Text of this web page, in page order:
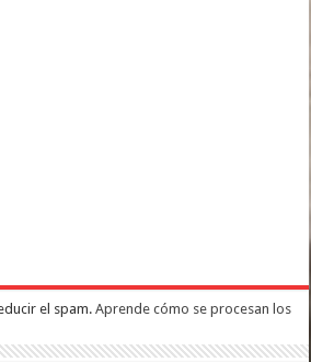
el spam.Aprende cómo se procesan los